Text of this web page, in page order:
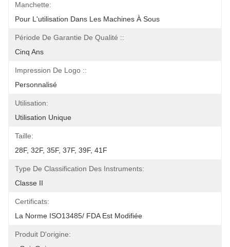
Manchette:
Pour L'utilisation Dans Les Machines À Sous
Période De Garantie De Qualité ::
Cinq Ans
Impression De Logo ::
Personnalisé
Utilisation:
Utilisation Unique
Taille:
28F, 32F, 35F, 37F, 39F, 41F
Type De Classification Des Instruments:
Classe II
Certificats:
La Norme ISO13485/ FDA Est Modifiée
Produit D'origine: